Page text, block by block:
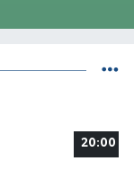
20:00